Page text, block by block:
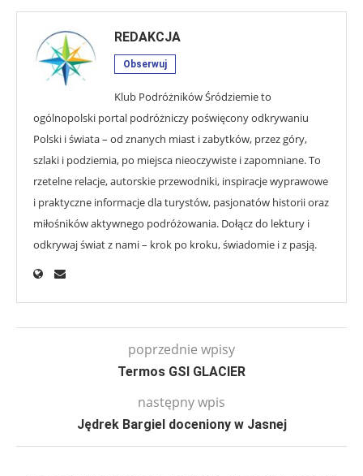
REDAKCJA
Obserwuj
Klub Podróżników Śródziemie to
ogólnopolski portal podróżniczy poświęcony odkrywaniu
Polski i świata – od znanych miast i zabytków, przez góry,
szlaki i podziemia, po miejsca nieoczywiste i zapomniane. To
rzetelne relacje, autorskie przewodniki, inspiracje wyprawowe
i praktyczne informacje dla turystów, pasjonatów historii oraz
miłośników aktywnego podróżowania. Dołącz do lektury i
odkrywaj świat z nami – krok po kroku, świadomie i z pasją.
poprzednie wpisy
Termos GSI GLACIER
następny wpis
Jędrek Bargiel doceniony w Jasnej